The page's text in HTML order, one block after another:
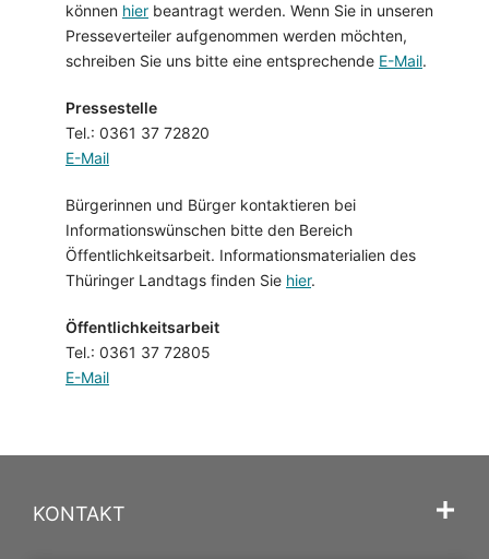
können hier beantragt werden. Wenn Sie in unseren
Presseverteiler aufgenommen werden möchten,
schreiben Sie uns bitte eine entsprechende E-Mail.
Pressestelle
Tel.: 0361 37 72820
E-Mail
Bürgerinnen und Bürger kontaktieren bei
Informationswünschen bitte den Bereich
Öffentlichkeitsarbeit. Informationsmaterialien des
Thüringer Landtags finden Sie hier.
Öffentlichkeitsarbeit
Tel.: 0361 37 72805
E-Mail
KONTAKT